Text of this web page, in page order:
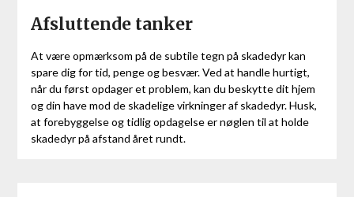
Afsluttende tanker
At være opmærksom på de subtile tegn på skadedyr kan
spare dig for tid, penge og besvær. Ved at handle hurtigt,
når du først opdager et problem, kan du beskytte dit hjem
og din have mod de skadelige virkninger af skadedyr. Husk,
at forebyggelse og tidlig opdagelse er nøglen til at holde
skadedyr på afstand året rundt.